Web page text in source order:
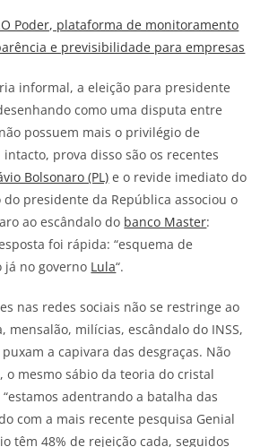
Poder, plataforma de monitoramento
e previsibilidade para empresas
informal, a eleição para presidente
como uma disputa entre
possuem mais o privilégio de
prova disso são os recentes
Bolsonaro (PL) e o revide imediato do
presidente da República associou o
ao escândalo do banco Master:
foi rápida: “esquema de
no governo Lula“.
nas redes sociais não se restringe ao
mensalão, milícias, escândalo do INSS,
a capivara das desgraças. Não
o mesmo sábio da teoria do cristal
adentrando a batalha das
com a mais recente pesquisa Genial
têm 48% de rejeição cada, seguidos